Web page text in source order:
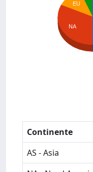
EU
NA
Continente
AS - Asia